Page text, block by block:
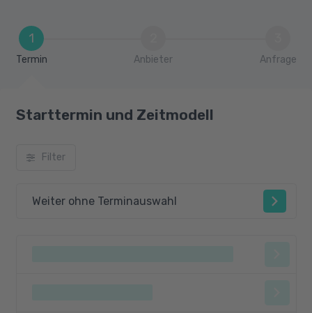
1
Termin Anbieter Anfrage
Starttermin und Zeitmodell
Filter
Weiter ohne Terminauswahl